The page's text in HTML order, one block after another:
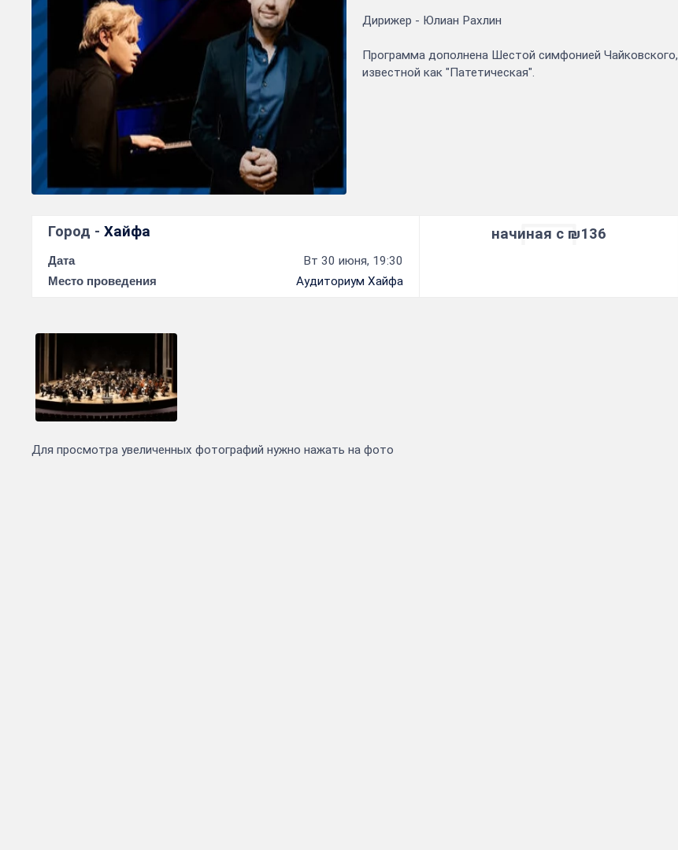
Дирижер - Юлиан Рахлин
Программа дополнена Шестой симфонией Чайковского,
известной как "Патетическая".
Город - Хайфа
Дата Вт 30 июня, 19:30
Место проведения Аудиториум Хайфа
начиная с ₪136
Для просмотра увеличенных фотографий нужно нажать на фото